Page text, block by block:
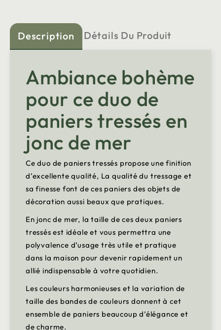
Description Détails Du Produit
Ambiance bohème
pour ce duo de
paniers tressés en
jonc de mer
Ce duo de paniers tressés propose une finition
d’excellente qualité, La qualité du tressage et
sa finesse font de ces paniers des objets de
décoration aussi beaux que pratiques.
En jonc de mer, la taille de ces deux paniers
tressés est idéale et vous permettra une
polyvalence d’usage très utile et pratique
dans la maison pour devenir rapidement un
allié indispensable à votre quotidien.
Les couleurs harmonieuses et la variation de
taille des bandes de couleurs donnent à cet
ensemble de paniers beaucoup d’élégance et
de charme.